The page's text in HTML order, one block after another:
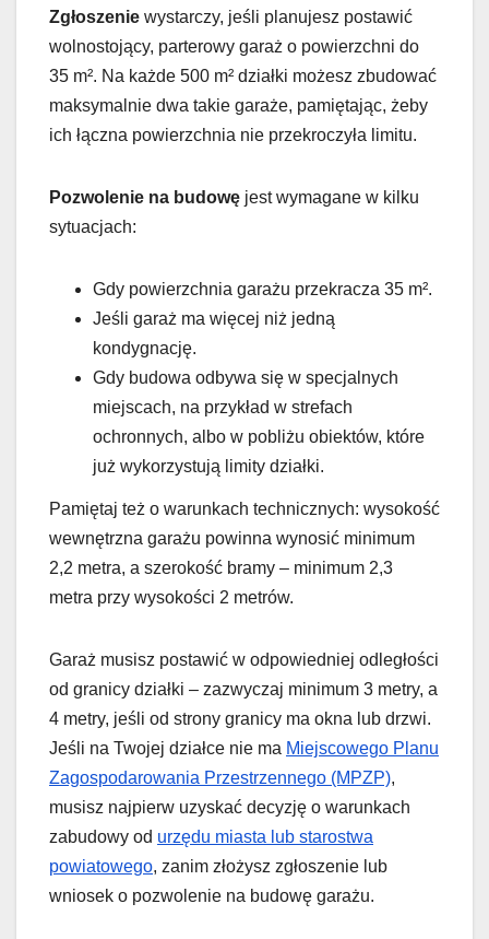
Zgłoszenie wystarczy, jeśli planujesz postawić
wolnostojący, parterowy garaż o powierzchni do
35 m². Na każde 500 m² działki możesz zbudować
maksymalnie dwa takie garaże, pamiętając, żeby
ich łączna powierzchnia nie przekroczyła limitu.
Pozwolenie na budowę jest wymagane w kilku
sytuacjach:
Gdy powierzchnia garażu przekracza 35 m².
Jeśli garaż ma więcej niż jedną
kondygnację.
Gdy budowa odbywa się w specjalnych
miejscach, na przykład w strefach
ochronnych, albo w pobliżu obiektów, które
już wykorzystują limity działki.
Pamiętaj też o warunkach technicznych: wysokość
wewnętrzna garażu powinna wynosić minimum
2,2 metra, a szerokość bramy – minimum 2,3
metra przy wysokości 2 metrów.
Garaż musisz postawić w odpowiedniej odległości
od granicy działki – zazwyczaj minimum 3 metry, a
4 metry, jeśli od strony granicy ma okna lub drzwi.
Jeśli na Twojej działce nie ma Miejscowego Planu
Zagospodarowania Przestrzennego (MPZP),
musisz najpierw uzyskać decyzję o warunkach
zabudowy od urzędu miasta lub starostwa
powiatowego, zanim złożysz zgłoszenie lub
wniosek o pozwolenie na budowę garażu.